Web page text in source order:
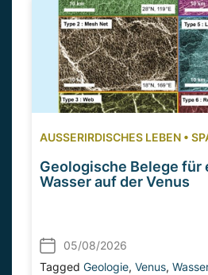
AUSSERIRDISCHES LEBEN •
Geologische Belege für
Wasser auf der Venus
05/08/2026
Tagged Geologie, Venus,